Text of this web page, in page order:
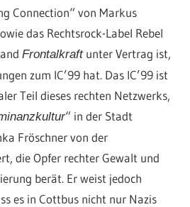
Connection“ von Markus
das Rechtsrock-Label Rebel
Frontalkraftunter Vertrag ist,
zum IC’99 hat. Das IC’99 ist
Teil dieses rechten Netzwerks,
“ in der Stadt
Fröschner von der
die Opfer rechter Gewalt und
berät. Er weist jedoch
es in Cottbus nicht nur Nazis